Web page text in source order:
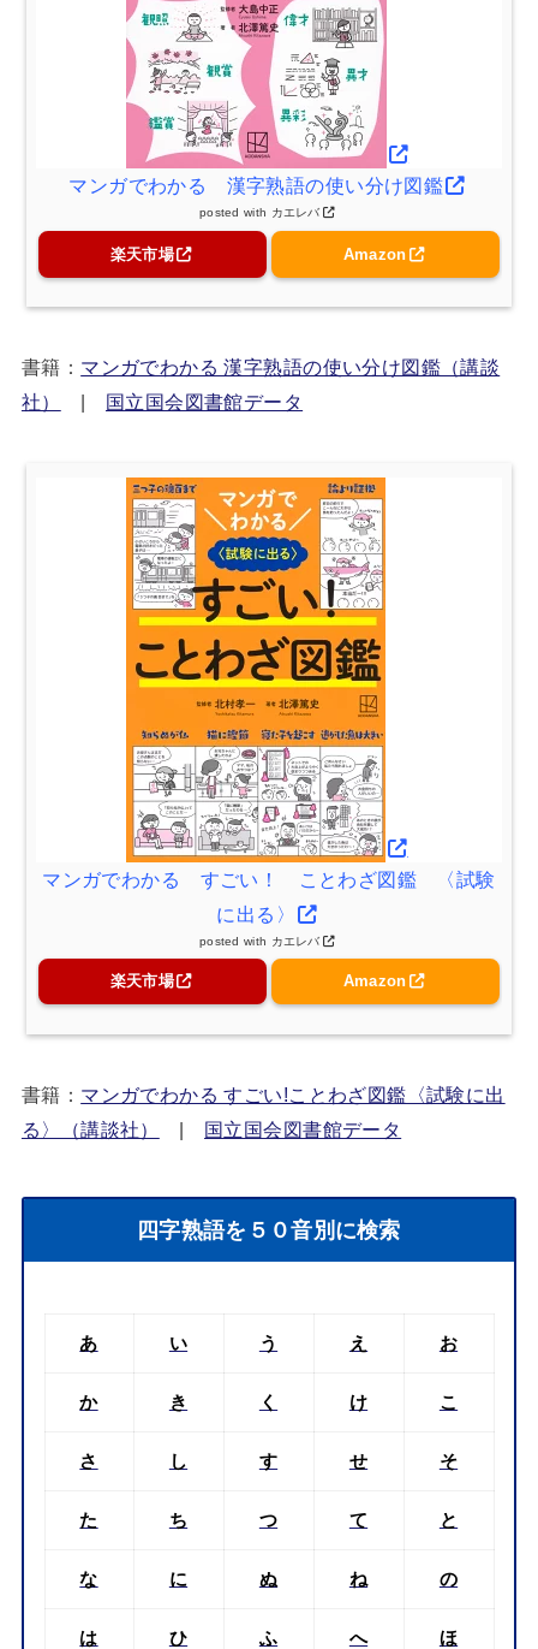
マンガでわかる 漢字熟語の使い分け図鑑
posted with カエレバ
楽天市場 Amazon
書籍： マンガでわかる 漢字熟語の使い分け図鑑（講談
社）
| 国立国会図書館データ
マンガでわかる すごい！ ことわざ図鑑 〈試験
に出る〉
posted with カエレバ
楽天市場 Amazon
書籍： マンガでわかる すごい!ことわざ図鑑〈試験に出
る〉（講談社）
| 国立国会図書館データ
四字熟語を５０音別に検索
あ い う え お
か き く け こ
さ し す せ そ
た ち つ て と
な に ぬ ね の
は ひ ふ へ ほ